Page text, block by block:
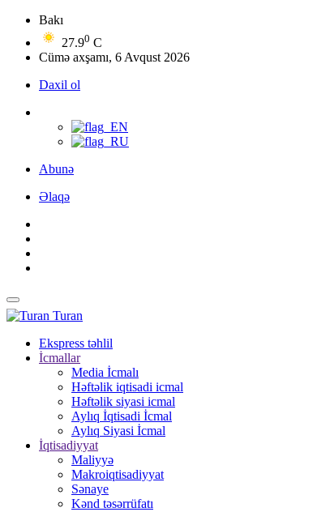
Bakı
27.90 C
Cümə axşamı, 6 Avqust 2026
Daxil ol
Abunə
Əlaqə
Turan
Ekspress təhlil
İcmallar
Media İcmalı
Həftəlik iqtisadi icmal
Həftəlik siyasi icmal
Aylıq İqtisadi İcmal
Aylıq Siyasi İcmal
İqtisadiyyat
Maliyyə
Makroiqtisadiyyat
Sənaye
Kənd təsərrüfatı